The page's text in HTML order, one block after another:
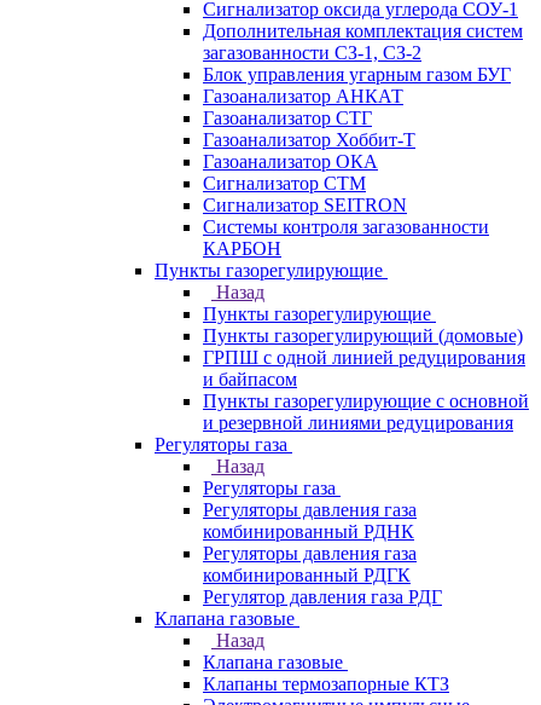
Сигнализатор оксида углерода СОУ-1
Дополнительная комплектация систем
загазованности СЗ-1, СЗ-2
Блок управления угарным газом БУГ
Газоанализатор АНКАТ
Газоанализатор СТГ
Газоанализатор Хоббит-Т
Газоанализатор ОКА
Сигнализатор СТМ
Сигнализатор SEITRON
Системы контроля загазованности
КАРБОН
Пункты газорегулирующие
Назад
Пункты газорегулирующие
Пункты газорегулирующий (домовые)
ГРПШ с одной линией редуцирования
и байпасом
Пункты газорегулирующие с основной
и резервной линиями редуцирования
Регуляторы газа
Назад
Регуляторы газа
Регуляторы давления газа
комбинированный РДНК
Регуляторы давления газа
комбинированный РДГК
Регулятор давления газа РДГ
Клапана газовые
Назад
Клапана газовые
Клапаны термозапорные КТЗ